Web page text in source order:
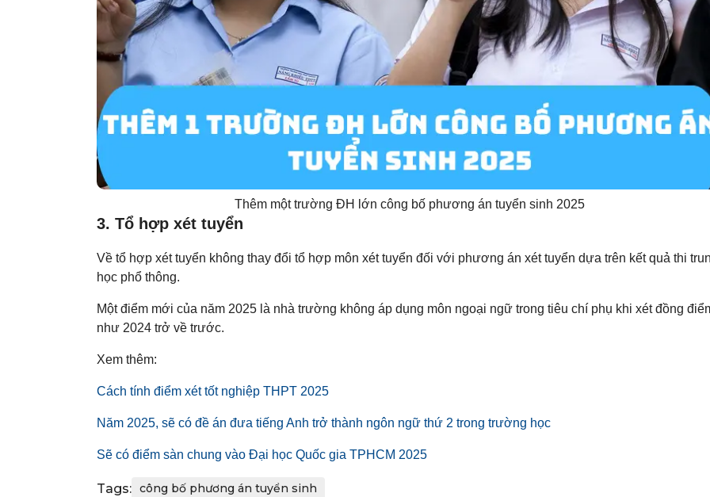
Thêm một trường ĐH lớn công bố phương án tuyển sinh 2025
3. Tổ hợp xét tuyển
Về tổ hợp xét tuyển không thay đổi tổ hợp môn xét tuyển đối với phương án xét tuyển dựa trên kết quả thi
học phổ thông.
Một điểm mới của năm 2025 là nhà trường không áp dụng môn ngoại ngữ trong tiêu chí phụ khi xét đồng
như 2024 trở về trước.
Xem thêm:
Cách tính điểm xét tốt nghiệp THPT 2025
Năm 2025, sẽ có đề án đưa tiếng Anh trở thành ngôn ngữ thứ 2 trong trường học
Sẽ có điểm sàn chung vào Đại học Quốc gia TPHCM 2025
Tags: công bố phương án tuyển sinh